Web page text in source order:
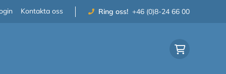
Kontakta oss Ring oss! +46 (0)8-24 66 00